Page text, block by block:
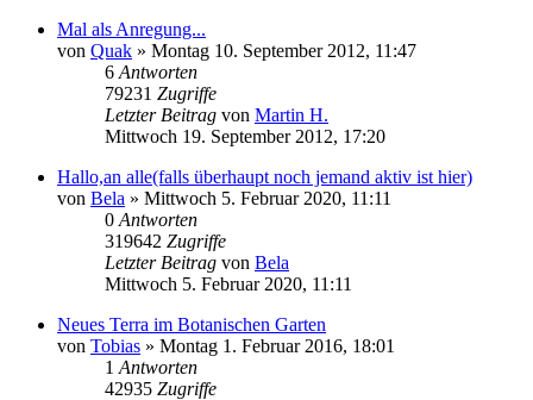
Mal als Anregung...
von Quak » Montag 10. September 2012, 11:47
6 Antworten
79231 Zugriffe
Letzter Beitrag von Martin H.
Mittwoch 19. September 2012, 17:20
Hallo,an alle(falls überhaupt noch jemand aktiv ist hier)
von Bela » Mittwoch 5. Februar 2020, 11:11
0 Antworten
319642 Zugriffe
Letzter Beitrag von Bela
Mittwoch 5. Februar 2020, 11:11
Neues Terra im Botanischen Garten
von Tobias » Montag 1. Februar 2016, 18:01
1 Antworten
42935 Zugriffe